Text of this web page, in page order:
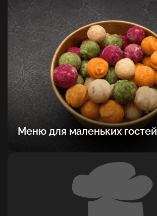
Меню для маленьких гостей